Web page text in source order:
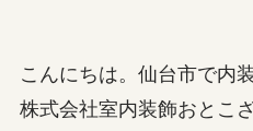
こんにちは。仙台市で内
株式会社室内装飾おとこ